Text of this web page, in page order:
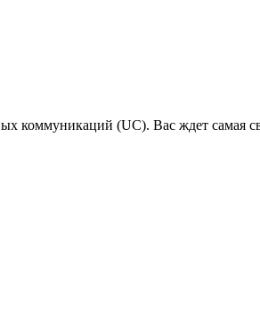
коммуникаций (UC). Вас ждет самая